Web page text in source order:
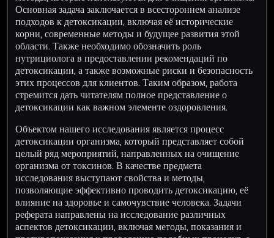
Основная задача заключается в всестороннем анализе
подходов к детоксикации, включая её исторические
корни, современные методы и будущее развития этой
области. Также необходимо обозначить роль
нутрициолога в предоставлении рекомендаций по
детоксикации, а также возможные риски и безопасность
этих процессов для клиентов. Таким образом, работа
стремится дать читателям полное представление о
детоксикации как важном элементе оздоровления.
Объектом нашего исследования является процесс
детоксикации организма, который представляет собой
целый ряд мероприятий, направленных на очищение
организма от токсинов. В качестве предмета
исследования выступают свойства и методы,
позволяющие эффективно проводить детоксикацию, её
влияние на здоровье и самочувствие человека. Задачи
реферата направлены на исследование различных
аспектов детоксикации, включая методы, показания и